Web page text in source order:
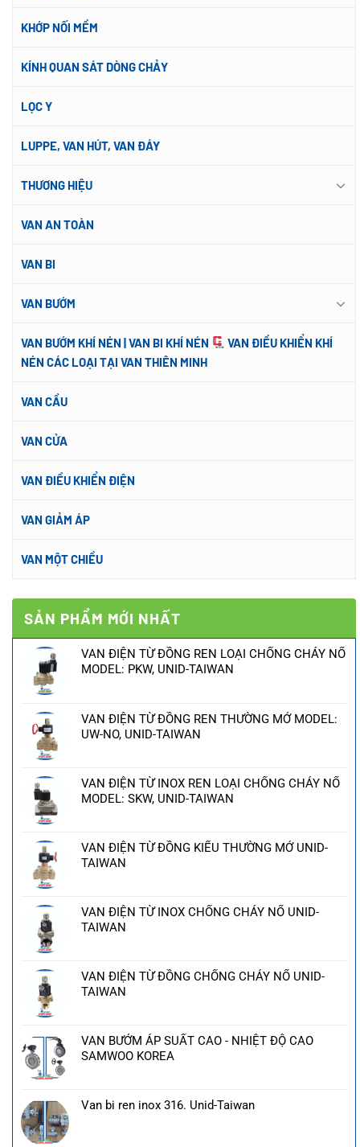
KHỚP NỐI MỀM
KÍNH QUAN SÁT DÒNG CHẢY
LỌC Y
LUPPE, VAN HÚT, VAN ĐÁY
THƯƠNG HIỆU
VAN AN TOÀN
VAN BI
VAN BƯỚM
VAN BƯỚM KHÍ NÉN | VAN BI KHÍ NÉN
VAN ĐIỀU KHIỂN KHÍ
NÉN CÁC LOẠI TẠI VAN THIÊN MINH
VAN CẦU
VAN CỬA
VAN ĐIỀU KHIỂN ĐIỆN
VAN GIẢM ÁP
VAN MỘT CHIỀU
SẢN PHẨM MỚI NHẤT
VAN ĐIỆN TỪ ĐỒNG REN LOẠI CHỐNG CHÁY NỔ
MODEL: PKW, UNID-TAIWAN
VAN ĐIỆN TỪ ĐỒNG REN THƯỜNG MỞ MODEL:
UW-NO, UNID-TAIWAN
VAN ĐIỆN TỪ INOX REN LOẠI CHỐNG CHÁY NỔ
MODEL: SKW, UNID-TAIWAN
VAN ĐIỆN TỪ ĐỒNG KIỂU THƯỜNG MỞ UNID-
TAIWAN
VAN ĐIỆN TỪ INOX CHỐNG CHÁY NỔ UNID-
TAIWAN
VAN ĐIỆN TỪ ĐỒNG CHỐNG CHÁY NỔ UNID-
TAIWAN
VAN BƯỚM ÁP SUẤT CAO - NHIỆT ĐỘ CAO
SAMWOO KOREA
Van bi ren inox 316. Unid-Taiwan